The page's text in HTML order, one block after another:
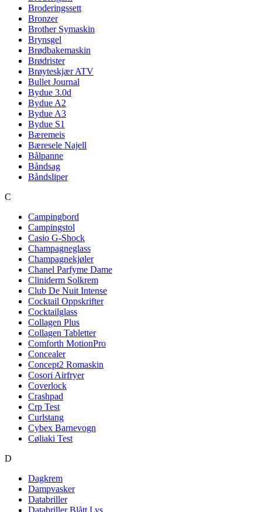
Broderingssett
Bronzer
Brother Symaskin
Brynsgel
Brødbakemaskin
Brødrister
Brøyteskjær ATV
Bullet Journal
Bydue 3.0d
Bydue A2
Bydue A3
Bydue S1
Bæremeis
Bæresele Najell
Bålpanne
Båndsag
Båndsliper
C
Campingbord
Campingstol
Casio G-Shock
Champagneglass
Champagnekjøler
Chanel Parfyme Dame
Cliniderm Solkrem
Club De Nuit Intense
Cocktail Oppskrifter
Cocktailglass
Collagen Plus
Collagen Tabletter
Comforth MotionPro
Concealer
Concept2 Romaskin
Cosori Airfryer
Coverlock
Crashpad
Crp Test
Curlstang
Cybex Barnevogn
Cøliaki Test
D
Dagkrem
Dampvasker
Databriller
Databriller Blått Lys